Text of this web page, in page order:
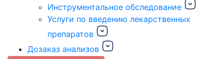
Инструментальное обследование
Услуги по введению лекарственных
препаратов
Дозаказ анализов